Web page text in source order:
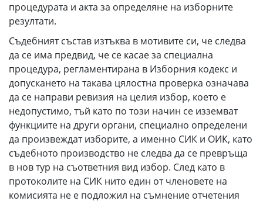
процедурата и акта за определяне на изборните
резултати.
Съдебният състав изтъква в мотивите си, че следва
да се има предвид, че се касае за специална
процедура, регламентирана в Изборния кодекс и
допускането на такава цялостна проверка означава
да се направи ревизия на целия избор, което е
недопустимо, тъй като по този начин се изземват
функциите на други органи, специално определени
да произвеждат изборите, а именно СИК и ОИК, като
съдебното производство не следва да се превръща
в нов тур на съответния вид избор. След като в
протоколите на СИК нито един от членовете на
комисията не е подложил на съмнение отчетения